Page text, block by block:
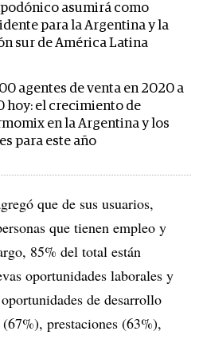
asumirá como
para la Argentina y la
sur de América Latina
agentes de venta en 2020 a
hoy: el crecimiento de
en la Argentina y los
para este año
que de sus usuarios,
que tienen empleo y
85% del total están
oportunidades laborales y
de desarrollo
prestaciones (63%),